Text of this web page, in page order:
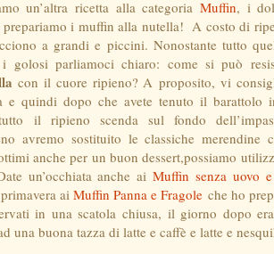
un’altra ricetta alla categoriaMuffin, i
prepariamo i muffin alla nutella! A costo di
a grandi e piccini. Nonostante tutto
parliamoci chiaro: come si può
con il cuore ripieno? A proposito, vi
e quindi dopo che avete tenuto il
il ripieno scenda sul fondo
avremo sostituito le classiche merendine
anche per un buon dessert,possiamo
un’occhiata anche aiMuffin senza uovo
ai Muffin Panna e Fragole che ho
in una scatola chiusa, il giorno dopo
una buona tazza di latte e caffè e latte e